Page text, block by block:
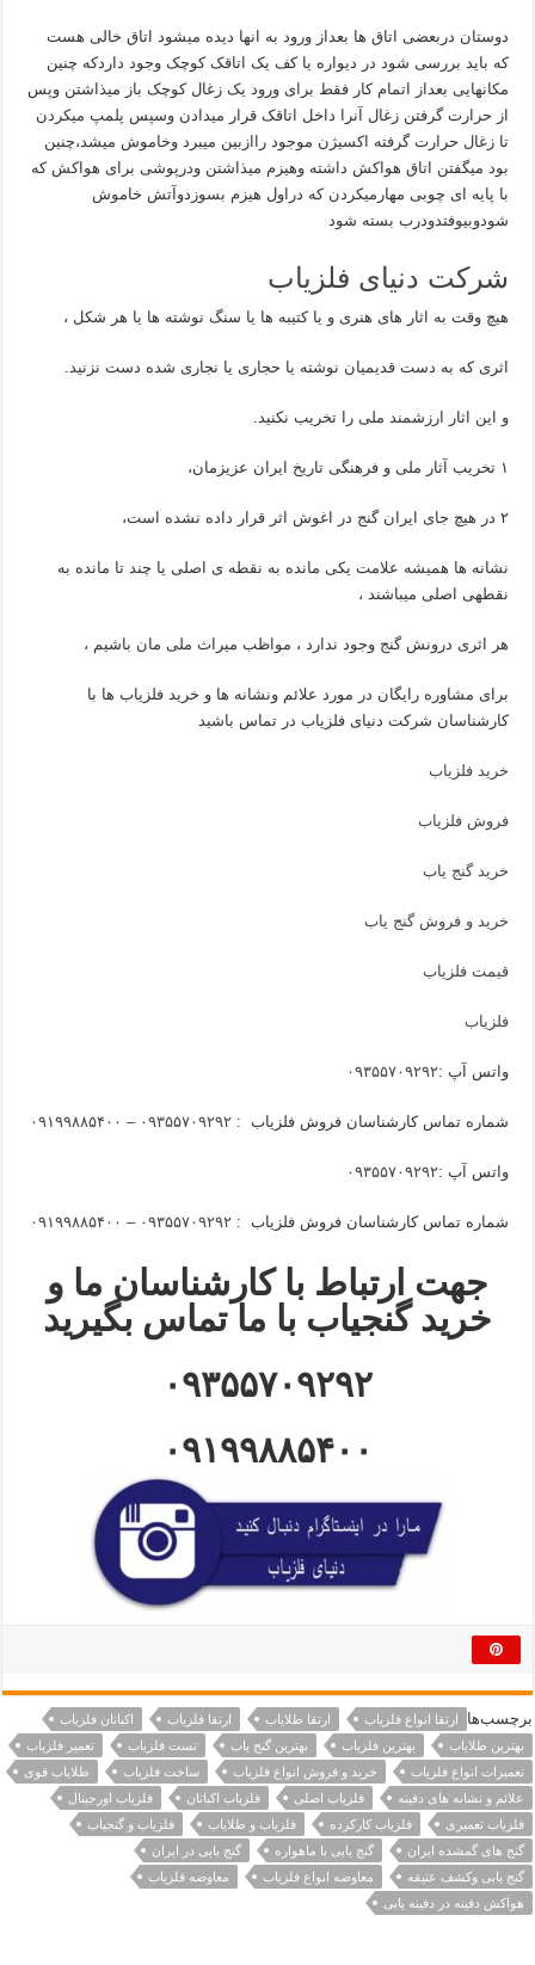
دوستان دربعضی اتاق ها بعداز ورود به انها دیده میشود اتاق خالی هست
که باید بررسی شود در دیواره یا کف یک اتاقک کوچک وجود داردکه چنین
مکانهایی بعداز اتمام کار فقط برای ورود یک زغال کوچک باز میذاشتن وپس
از حرارت گرفتن زغال آنرا داخل اتاقک قرار میدادن وسپس پلمپ میکردن
تا زغال حرارت گرفته اکسیژن موجود راازبین میبرد وخاموش میشد،چنین
بود میگفتن اتاق هواکش داشته وهیزم میذاشتن ودرپوشی برای هواکش که
با پایه ای چوبی مهارمیکردن که دراول هیزم بسوزدوآتش خاموش
شودوبیوفتدودرب بسته شود
شرکت دنیای فلزیاب
هیچ وقت به اثار های هنری و یا کتیبه ها یا سنگ نوشته ها یا هر شکل ،
اثری که به دست قدیمیان نوشته یا حجاری یا نجاری شده دست نزنید.
و این اثار ارزشمند ملی را تخریب نکنید.
۱ تخریب آثار ملی و فرهنگی تاریخ ایران عزیزمان،
۲ در هیچ جای ایران گنج در اغوش اثر قرار داده نشده است،
نشانه ها همیشه علامت یکی مانده به نقطه ی اصلی یا چند تا مانده به
نقطهی اصلی میباشند ،
هر اثری درونش گنج وجود ندارد ، مواظب میراث ملی مان باشیم ،
برای مشاوره رایگان در مورد علائم ونشانه ها و خرید فلزیاب ها با
کارشناسان شرکت دنیای فلزیاب در تماس باشید
خرید فلزیاب
فروش فلزیاب
خرید گنج یاب
خرید و فروش گنج یاب
قیمت فلزیاب
فلزیاب
واتس آپ :۰۹۳۵۵۷۰۹۲۹۲
شماره تماس کارشناسان فروش فلزیاب :۰۹۳۵۵۷۰۹۲۹۲ – ۰۹۱۹۹۸۸۵۴۰۰
واتس آپ :۰۹۳۵۵۷۰۹۲۹۲
شماره تماس کارشناسان فروش فلزیاب :۰۹۳۵۵۷۰۹۲۹۲ – ۰۹۱۹۹۸۸۵۴۰۰
جهت ارتباط با کارشناسان ما و
خرید گنجیاب با ما تماس بگیرید
۰۹۳۵۵۷۰۹۲۹۲
۰۹۱۹۹۸۸۵۴۰۰
برچسب‌ها ارتقا انواع فلزیاب ارتقا طلایاب ارتقا فلزیاب
اکباتان فلزیاب
بهترین طلایاب
بهترین فلزیاب بهترین گنج یاب تست فلزیاب
تعمیر فلزیاب
تعمیرات انواع فلزیاب
خرید و فروش انواع فلزیاب ساخت فلزیاب
طلایاب قوی
علائم و نشانه های دفینه
فلزیاب اصلی فلزیاب اکباتان
فلزیاب اورجینال
فلزیاب تعمیری
فلزیاب کارکرده فلزیاب و طلایاب
فلزیاب و گنجیاب
گنج های گمشده ایران
گنج یابی با ماهواره
گنج یابی در ایران
گنج یابی وکشف عتیقه
معاوضه انواع فلزیاب
معاوضه فلزیاب
هواکش دفینه در دفینه یابی